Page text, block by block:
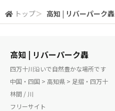
トップ＞ 高知 | リバーパーク轟
高知 | リバーパーク轟
四万十川沿いで自然豊かな場所です
中国・四国 > 高知県 > 足摺・四万十
林間 / 川
フリーサイト